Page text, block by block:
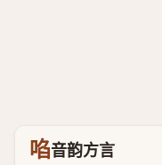
啗音韵方言